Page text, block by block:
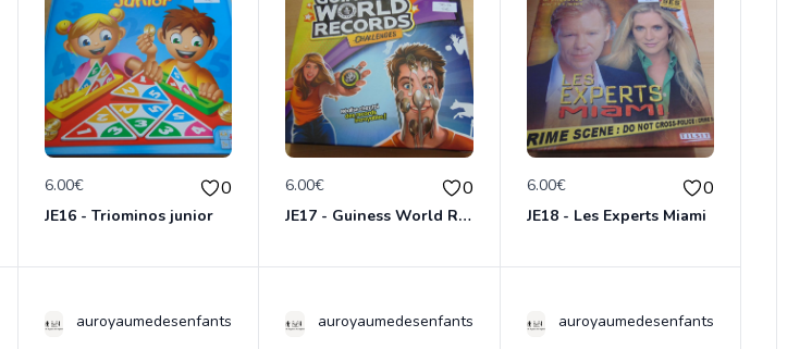
6.00€ 0
JE16 - Triominos junior
6.00€ 0
JE17 - Guiness World Records
6.00€ 0
JE18 - Les Experts Miami
auroyaumedesenfants auroyaumedesenfants auroyaumedesenfants